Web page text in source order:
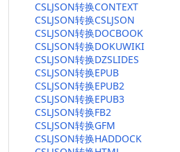
CSLJSON转换CONTEXT
CSLJSON转换CSLJSON
CSLJSON转换DOCBOOK
CSLJSON转换DOKUWIKI
CSLJSON转换DZSLIDES
CSLJSON转换EPUB
CSLJSON转换EPUB2
CSLJSON转换EPUB3
CSLJSON转换FB2
CSLJSON转换GFM
CSLJSON转换HADDOCK